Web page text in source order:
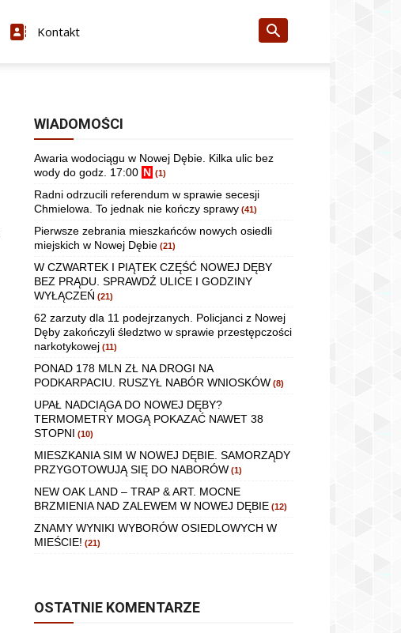
Kontakt
WIADOMOŚCI
Awaria wodociągu w Nowej Dębie. Kilka ulic bez
wody do godz. 17:00 N (1)
Radni odrzucili referendum w sprawie secesji
Chmielowa. To jednak nie kończy sprawy (41)
Pierwsze zebrania mieszkańców nowych osiedli
miejskich w Nowej Dębie (21)
W CZWARTEK I PIĄTEK CZĘŚĆ NOWEJ DĘBY
BEZ PRĄDU. SPRAWDŹ ULICE I GODZINY
WYŁĄCZEŃ (21)
62 zarzuty dla 11 podejrzanych. Policjanci z Nowej
Dęby zakończyli śledztwo w sprawie przestępczości
narkotykowej (11)
PONAD 178 MLN ZŁ NA DROGI NA
PODKARPACIU. RUSZYŁ NABÓR WNIOSKÓW (8)
UPAŁ NADCIĄGA DO NOWEJ DĘBY?
TERMOMETRY MOGĄ POKAZAĆ NAWET 38
STOPNI (10)
MIESZKANIA SIM W NOWEJ DĘBIE. SAMORZĄDY
PRZYGOTOWUJĄ SIĘ DO NABORÓW (1)
NEW OAK LAND – TRAP & ART. MOCNE
BRZMIENIA NAD ZALEWEM W NOWEJ DĘBIE (12)
ZNAMY WYNIKI WYBORÓW OSIEDLOWYCH W
MIEŚCIE! (21)
OSTATNIE KOMENTARZE